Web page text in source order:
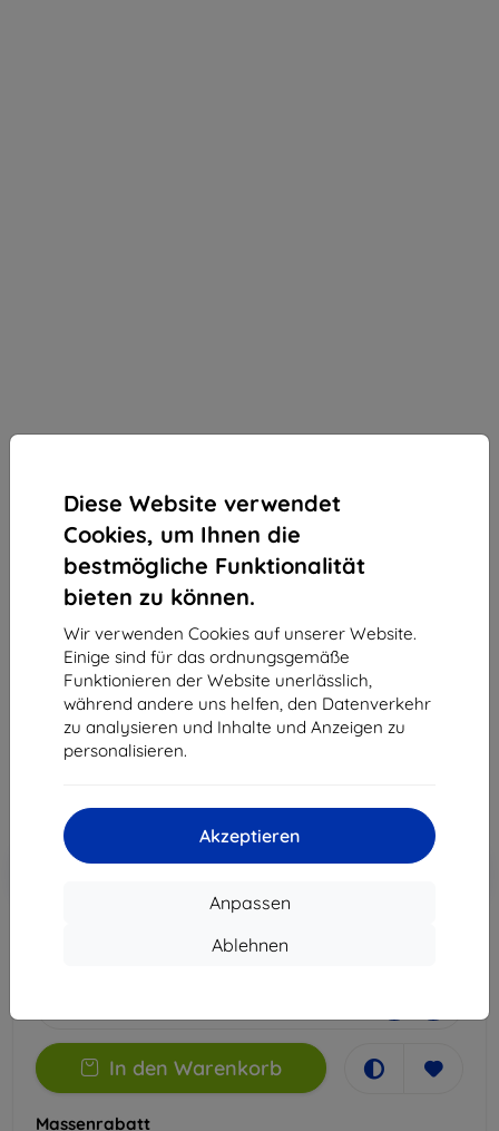
Diese Website verwendet
Cookies, um Ihnen die
bestmögliche Funktionalität
bieten zu können.
Wir verwenden Cookies auf unserer Website.
Einige sind für das ordnungsgemäße
Funktionieren der Website unerlässlich,
während andere uns helfen, den Datenverkehr
zu analysieren und Inhalte und Anzeigen zu
personalisieren.
Akzeptieren
Anpassen
Ablehnen
3mk Silky Matt Privacy Schutzfolie für uleFone
Note 21
Geeignet für: Ulefone Note 21
14,90 €
13,41 €
ohne MWSt11,27 €
Rabatt mit Gutschein
In den
In den Warenkorb
Massenrabatt